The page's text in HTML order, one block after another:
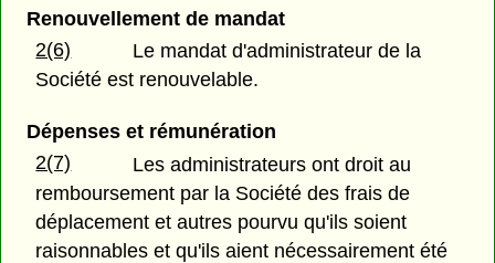
Renouvellement de mandat
2(6)
Le mandat d'administrateur de la
Société est renouvelable.
Dépenses et rémunération
2(7)
Les administrateurs ont droit au
remboursement par la Société des frais de
déplacement et autres pourvu qu'ils soient
raisonnables et qu'ils aient nécessairement été